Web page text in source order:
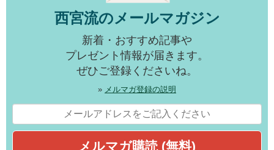
西宮流のメールマガジン
新着・おすすめ記事や
プレゼント情報が届きます。
ぜひご登録くださいね。
» メルマガ登録の説明